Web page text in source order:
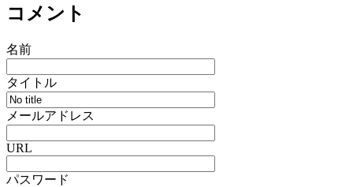
コメント
名前
タイトル
メールアドレス
URL
パスワード